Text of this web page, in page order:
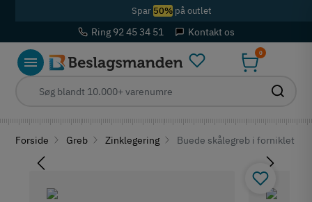
Spar 50%på outlet
Ring 92 45 34 51 Kontakt os
0
Forside Greb Zinklegering Buede skålegreb i forniklet